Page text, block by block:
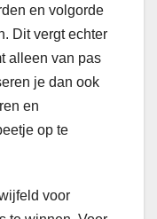
en volgorde
Dit vergt echter
alleen van pas
je dan ook
en
op te
voor